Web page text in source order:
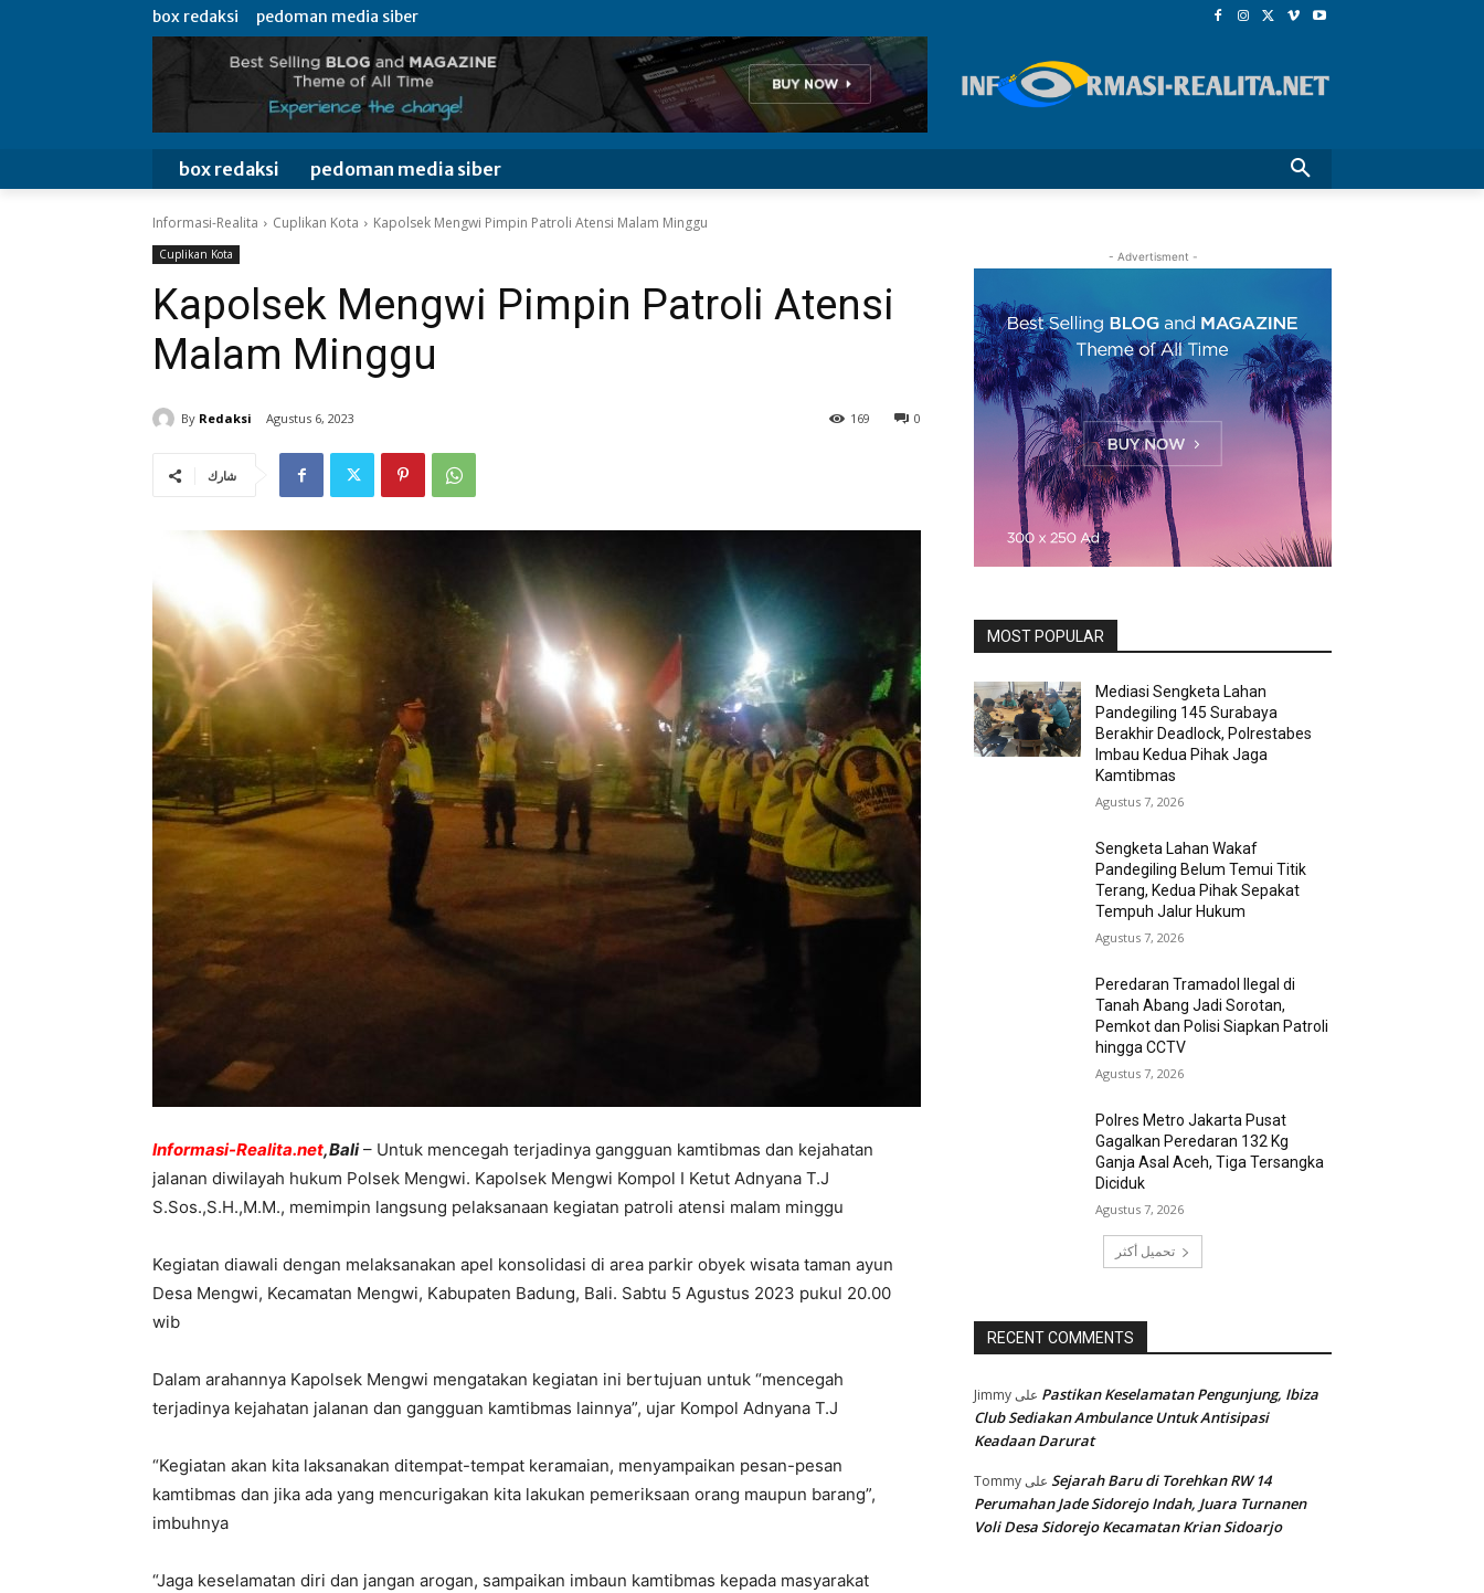
box redaksi pedoman media siber
box redaksi pedoman media siber
Informasi-Realita Cuplikan Kota Kapolsek Mengwi Pimpin Patroli Atensi Malam Minggu
Cuplikan Kota
Kapolsek Mengwi Pimpin Patroli Atensi
Malam Minggu
By Redaksi Agustus 6, 2023 0
169
شارك
Informasi-Realita.net,Bali– Untuk mencegah terjadinya gangguan kamtibmas dan kejahatan
jalanan diwilayah hukum Polsek Mengwi. Kapolsek Mengwi Kompol I Ketut Adnyana T.J
S.Sos.,S.H.,M.M., memimpin langsung pelaksanaan kegiatan patroli atensi malam minggu
Kegiatan diawali dengan melaksanakan apel konsolidasi di area parkir obyek wisata taman ayun
Desa Mengwi, Kecamatan Mengwi, Kabupaten Badung, Bali. Sabtu 5 Agustus 2023 pukul 20.00
wib
Dalam arahannya Kapolsek Mengwi mengatakan kegiatan ini bertujuan untuk “mencegah
terjadinya kejahatan jalanan dan gangguan kamtibmas lainnya”, ujar Kompol Adnyana T.J
“Kegiatan akan kita laksanakan ditempat-tempat keramaian, menyampaikan pesan-pesan
kamtibmas dan jika ada yang mencurigakan kita lakukan pemeriksaan orang maupun barang”,
imbuhnya
“Jaga keselamatan diri dan jangan arogan, sampaikan imbaun kamtibmas kepada masyarakat
- Advertisment -
MOST POPULAR
Mediasi Sengketa Lahan
Pandegiling 145 Surabaya
Berakhir Deadlock, Polrestabes
Imbau Kedua Pihak Jaga
Kamtibmas
Agustus 7, 2026
Sengketa Lahan Wakaf
Pandegiling Belum Temui Titik
Terang, Kedua Pihak Sepakat
Tempuh Jalur Hukum
Agustus 7, 2026
Peredaran Tramadol Ilegal di
Tanah Abang Jadi Sorotan,
Pemkot dan Polisi Siapkan Patroli
hingga CCTV
Agustus 7, 2026
Polres Metro Jakarta Pusat
Gagalkan Peredaran 132 Kg
Ganja Asal Aceh, Tiga Tersangka
Diciduk
Agustus 7, 2026
تحميل أكثر
RECENT COMMENTS
Jimmy
Pastikan Keselamatan Pengunjung, Ibiza
Club Sediakan Ambulance Untuk Antisipasi
Keadaan Darurat
Tommy
Sejarah Baru di Torehkan RW 14
Perumahan Jade Sidorejo Indah, Juara Turnanen
Voli Desa Sidorejo Kecamatan Krian Sidoarjo